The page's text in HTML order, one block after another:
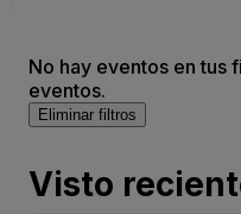
No hay eventos en tus
eventos.
Eliminar filtros
Visto